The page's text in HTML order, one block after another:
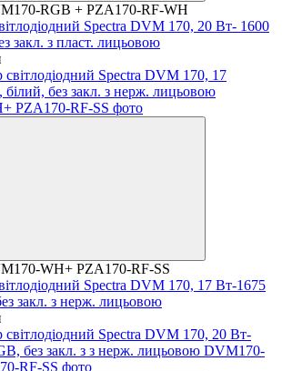
RGB + PZA170-RF-WH
Spectra DVM 170, 20 Вт- 1600
закл. з пласт. лицьовою
WH+ PZA170-RF-SS
Spectra DVM 170, 17 Вт-1675
закл. з нерж. лицьовою